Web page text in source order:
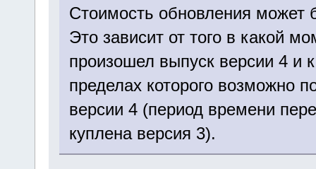
Стоимость обновления может
Это зависит от того в какой
произошел выпуск версии 4 и
пределах которого возможно
версии 4 (период времени
куплена версия 3).